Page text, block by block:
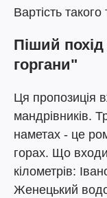
Вартість
Піший похід
горгани"
Ця пропозиція
мандрівників.
наметах - це
горах. Що
кілометрів:
Женецький